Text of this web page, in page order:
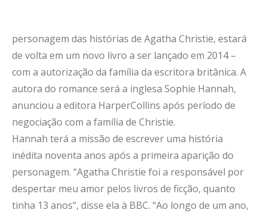
personagem das histórias de Agatha Christie, estará
de volta em um novo livro a ser lançado em 2014 –
com a autorização da família da escritora britânica. A
autora do romance será a inglesa Sophie Hannah,
anunciou a editora HarperCollins após período de
negociação com a família de Christie.
Hannah terá a missão de escrever uma história
inédita noventa anos após a primeira aparição do
personagem. “Agatha Christie foi a responsável por
despertar meu amor pelos livros de ficção, quanto
tinha 13 anos”, disse ela à BBC. “Ao longo de um ano,